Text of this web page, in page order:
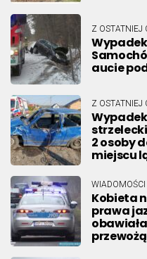
Z OSTATNIEJ
aucie
Z OSTATNIEJ
2 osoby
miejscu
WIADOMOŚCI
Kobieta
prawa